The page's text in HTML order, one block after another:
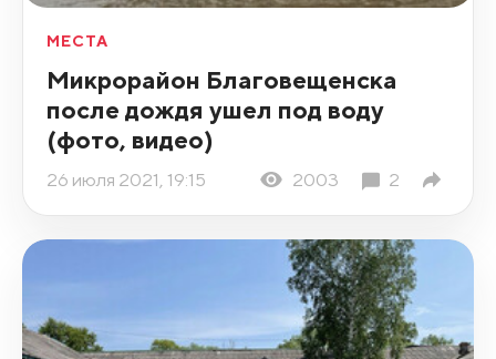
МЕСТА
Микрорайон Благовещенска
после дождя ушел под воду
(фото, видео)
26 июля 2021, 19:15 2003 2